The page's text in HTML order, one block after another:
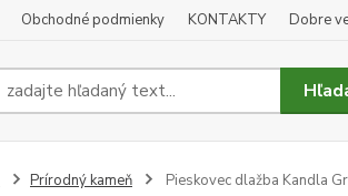
Obchodné podmienky KONTAKTY Dobre
Prírodný kameň Pieskovec dlažba Kandla